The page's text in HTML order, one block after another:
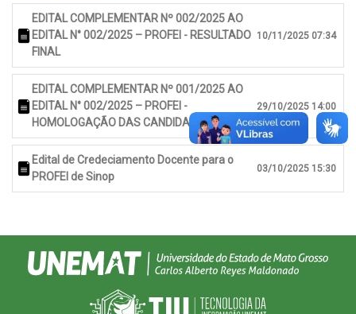
EDITAL COMPLEMENTAR Nº 002/2025 AO
EDITAL N° 002/2025 – PROFEI - RESULTADO
FINAL
10/11/2025 07:34
EDITAL COMPLEMENTAR Nº 001/2025 AO
EDITAL N° 002/2025 – PROFEI -
HOMOLOGAÇÃO DAS CANDIDATURAS
29/10/2025 14:00
Edital de Credeciamento Docente para o
PROFEI de Sinop
03/10/2025 15:30